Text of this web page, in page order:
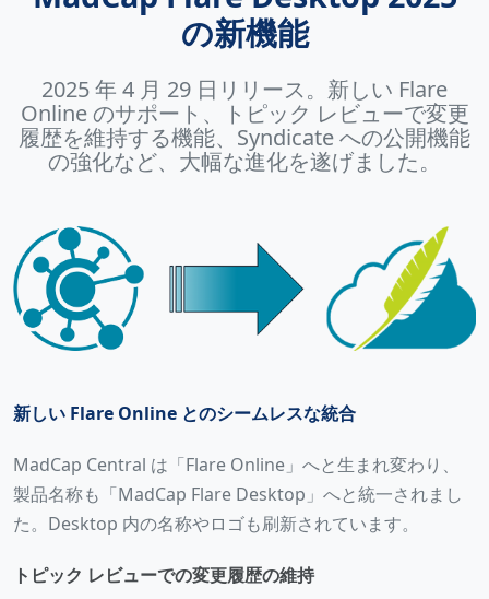
の新機能
2025 年 4 月 29 日リリース。新しい Flare
Online のサポート、トピック レビューで変更
履歴を維持する機能、Syndicate への公開機能
の強化など、大幅な進化を遂げました。
新しい Flare Online とのシームレスな統合
MadCap Central は「Flare Online」へと生まれ変わり、
製品名称も「MadCap Flare Desktop」へと統一されまし
た。Desktop 内の名称やロゴも刷新されています。
トピック レビューでの変更履歴の維持